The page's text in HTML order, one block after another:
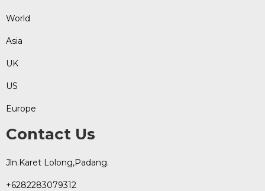
World
Asia
UK
US
Europe
Contact Us
Jln.Karet Lolong,Padang.
+6282283079312